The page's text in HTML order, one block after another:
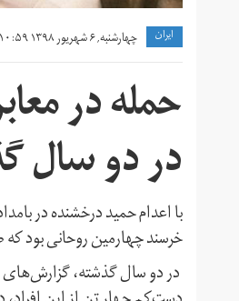
ايران چهارشنبه, ۶ شهریور ۱۳۹۸ ۱۰:۵۹
حمله در
در دو سال
با اعدام حمید درخشنده در
خرسند چهارمین روحانی بود
در دو سال گذشته،